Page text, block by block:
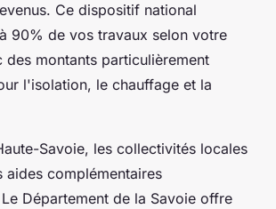
Ce dispositif national
90% de vos travaux selon votre
des montants particulièrement
l'isolation, le chauffage et la
Savoie, les collectivités locales
aides complémentaires
Département de la Savoie offre